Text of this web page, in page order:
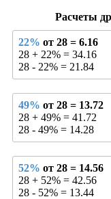
Расчеты
22% от 28 = 6.16
28 + 22% = 34.16
28 - 22% = 21.84
49% от 28 = 13.72
28 + 49% = 41.72
28 - 49% = 14.28
52% от 28 = 14.56
28 + 52% = 42.56
28 - 52% = 13.44